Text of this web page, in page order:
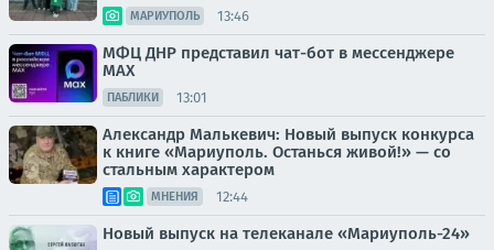
МАРИУПОЛЬ 13:46
МФЦ ДНР представил чат-бот в мессенджере
MAX
ПАБЛИКИ 13:01
Александр Малькевич: Новый выпуск конкурса
к книге «Мариуполь. Останься живой!» — со
стальным характером
МНЕНИЯ 12:44
Новый выпуск на телеканале «Мариуполь-24»